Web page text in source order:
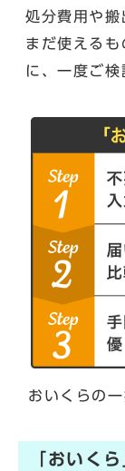
処分費用や搬
まだ使える
に、一度ご検
おいくらの
「おいく